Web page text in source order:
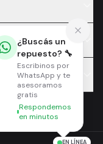
¿Buscás un
repuesto? 🔧
Escribinos por
WhatsApp y te
asesoramos
gratis
Respondemos
en minutos
EN LÍNEA